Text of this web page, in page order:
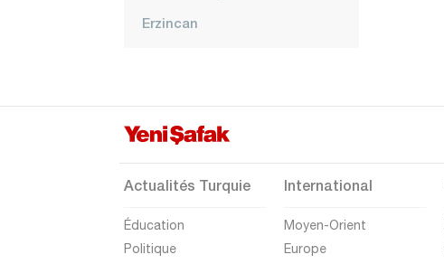
Erzincan
Giresun
Gümüşhane
Hatay
Actualités Turquie
Éducation
Politique
International
Moyen-Orient
Europe